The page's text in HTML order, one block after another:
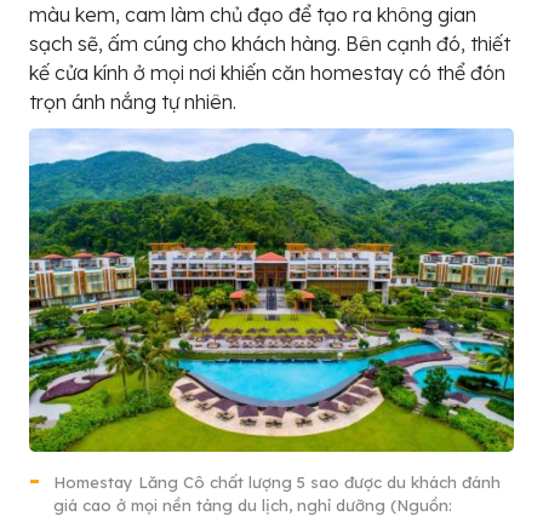
màu kem, cam làm chủ đạo để tạo ra không gian
sạch sẽ, ấm cúng cho khách hàng. Bên cạnh đó, thiết
kế cửa kính ở mọi nơi khiến căn homestay có thể đón
trọn ánh nắng tự nhiên.
Homestay Lăng Cô chất lượng 5 sao được du khách đánh
giá cao ở mọi nền tảng du lịch, nghỉ dưỡng (Nguồn: